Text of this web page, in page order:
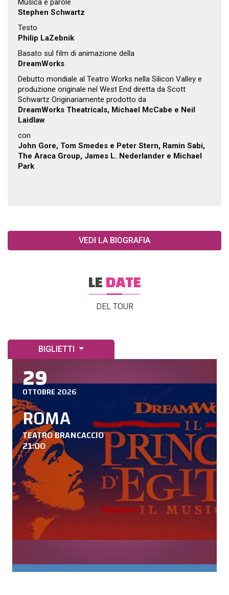
Musica e parole
Stephen Schwartz
Testo
Philip LaZebnik
Basato sul film di animazione della
DreamWorks
Debutto mondiale al Teatro Works nella Silicon Valley e
produzione originale nel West End diretta da Scott
Schwartz Originariamente prodotto da
DreamWorks Theatricals, Michael McCabe e Neil
Laidlaw
con
John Gore, Tom Smedes e Peter Stern, Ramin Sabi,
The Araca Group, James L. Nederlander e Michael
Park
VEDI LA BIOGRAFIA
LEDATE
DEL TOUR
BIGLIETTI
29
OTTOBRE 2026
ROMA
TEATRO BRANCACCIO
21:00